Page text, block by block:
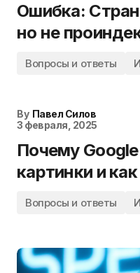
Ошибка:
но не
Вопросы и ответы
By Павел Силов
3 февраля, 2025
Почему
картинки и
Вопросы и ответы